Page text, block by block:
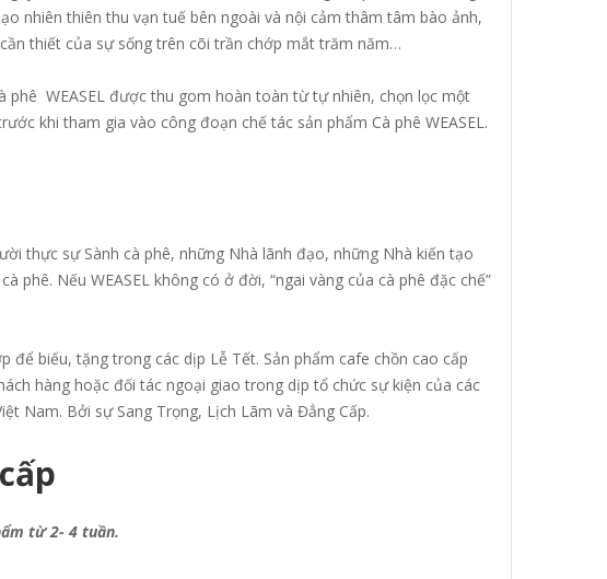
nhiên thiên thu vạn tuế bên ngoài và nội cảm thâm tâm bào ảnh,
thiết của sự sống trên cõi trần chớp mắt trăm năm…
phê WEASEL được thu gom hoàn toàn từ tự nhiên, chọn lọc một
khi tham gia vào công đoạn chế tác sản phẩm Cà phê WEASEL.
thực sự Sành cà phê, những Nhà lãnh đạo, những Nhà kiến tạo
phê. Nếu WEASEL không có ở đời, “ngai vàng của cà phê đặc chế”
để biếu, tặng trong các dịp Lễ Tết. Sản phẩm cafe chồn cao cấp
hàng hoặc đối tác ngoại giao trong dịp tổ chức sự kiện của các
Nam. Bởi sự Sang Trọng, Lịch Lãm và Đẳng Cấp.
từ 2- 4 tuần.